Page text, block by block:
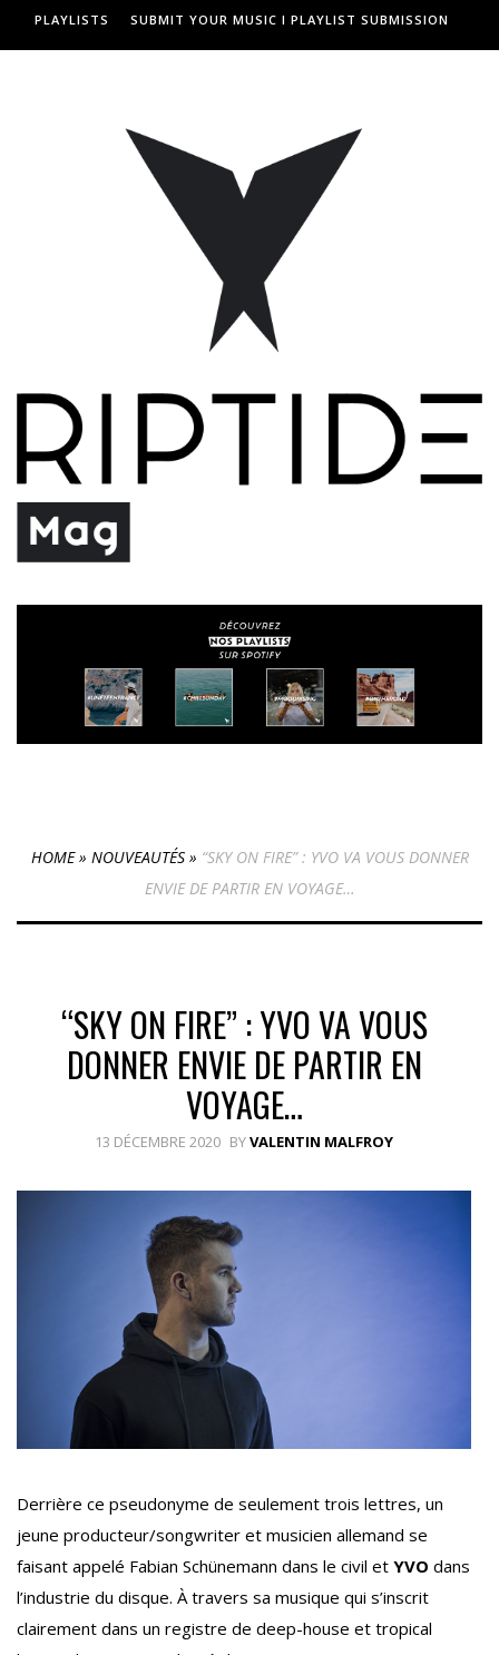
PLAYLISTS SUBMIT YOUR MUSIC I PLAYLIST SUBMISSION
HOME» NOUVEAUTÉS» “SKY ON FIRE” : YVO VA VOUS DONNER
ENVIE DE PARTIR EN VOYAGE…
“SKY ON FIRE” : YVO VA VOUS
DONNER ENVIE DE PARTIR EN
VOYAGE…
13 DÉCEMBRE 2020 BYVALENTIN MALFROY
Derrière ce pseudonyme de seulement trois lettres, un
jeune producteur/songwriter et musicien allemand se
faisant appelé Fabian Schünemann dans le civil et YVO dans
l’industrie du disque. À travers sa musique qui s’inscrit
clairement dans un registre de deep-house et tropical